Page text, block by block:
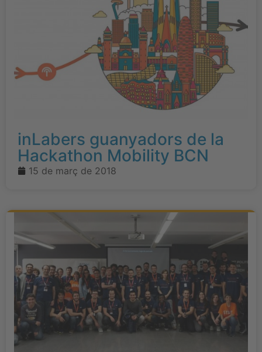
inLabers guanyadors de la
Hackathon Mobility BCN
15 de març de 2018